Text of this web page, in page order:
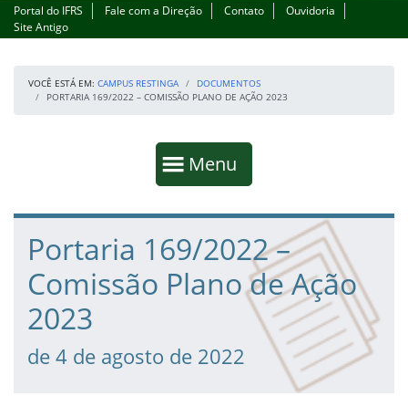
Portal do IFRS Fale com a Direção Contato
Ouvidoria
Site Antigo
VOCÊ ESTÁ EM: CAMPUS RESTINGA
DOCUMENTOS
PORTARIA 169/2022 – COMISSÃO PLANO DE AÇÃO 2023
Mostrar
Menu
Fim da navegação
Início do conteúdo
Portaria 169/2022 –
Comissão Plano de Ação
2023
de 4 de agosto de 2022